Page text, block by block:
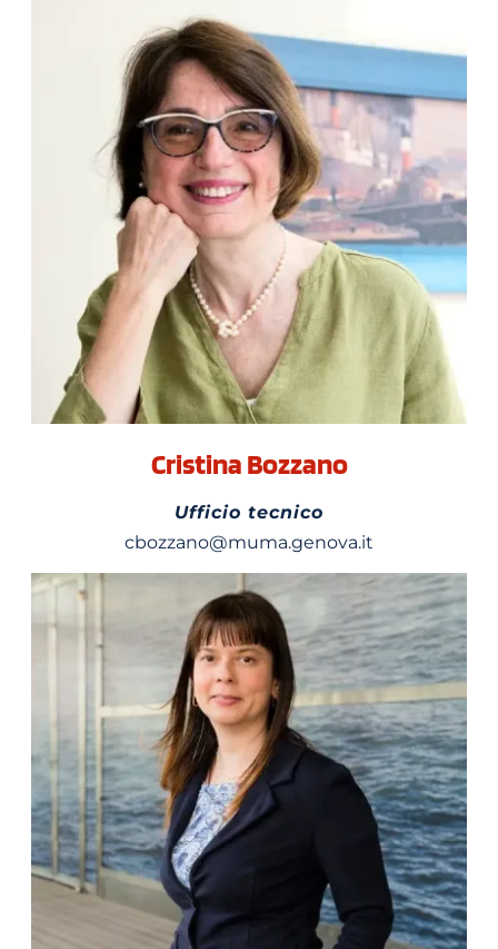
Cristina Bozzano
Ufficio tecnico
cbozzano@muma.genova.it